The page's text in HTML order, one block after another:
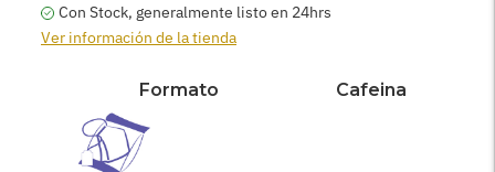
Con Stock, generalmente listo en 24hrs
Ver información de la tienda
Formato Cafeina